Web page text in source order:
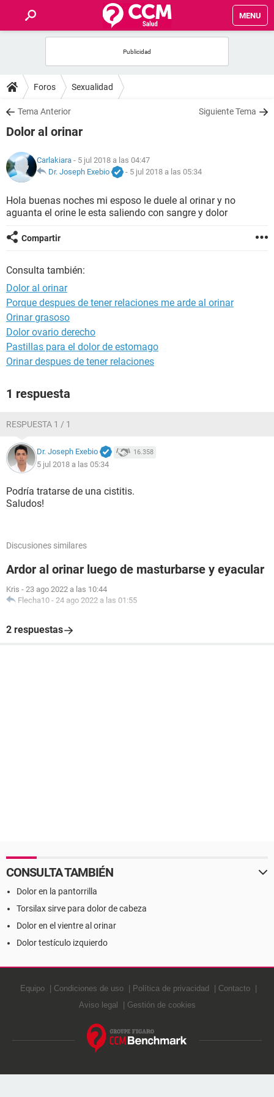
MENU
FOROS
SALUD
NUTRICIÓN
BIENESTAR
SEXUALIDAD
GLOSARIO
Foros Sexualidad
Tema Anterior Siguiente Tema
Dolor al orinar
Carlakiara - 5 jul 2018 a las 04:47
Dr. Joseph Exebio
- 5 jul 2018 a las 05:34
Hola buenas noches mi esposo le duele al orinar y no
aguanta el orine le esta saliendo con sangre y dolor
Compartir
Consulta también:
Dolor al orinar
Porque despues de tener relaciones me arde al orinar
Orinar grasoso
Dolor ovario derecho
Pastillas para el dolor de estomago
Orinar despues de tener relaciones
1 respuesta
RESPUESTA 1 / 1
Dr. Joseph Exebio 16.358
5 jul 2018 a las 05:34
Podría tratarse de una cistitis.
Saludos!
Discusiones similares
Ardor al orinar luego de masturbarse y eyacular
Kris - 23 ago 2022 a las 10:44
Flecha10 - 24 ago 2022 a las 01:55
2 respuestas
CONSULTA TAMBIÉN
Dolor en la pantorrilla
Torsilax sirve para dolor de cabeza
Dolor en el vientre al orinar
Dolor testículo izquierdo
Equipo Condiciones de uso Política de privacidad
Contacto
Aviso legal
Gestión de cookies